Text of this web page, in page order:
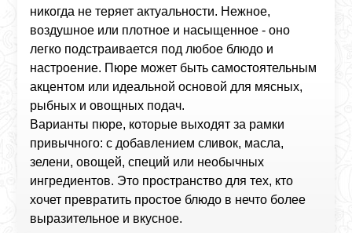
никогда не теряет актуальности. Нежное,
воздушное или плотное и насыщенное - оно
легко подстраивается под любое блюдо и
настроение. Пюре может быть самостоятельным
акцентом или идеальной основой для мясных,
рыбных и овощных подач.
Варианты пюре, которые выходят за рамки
привычного: с добавлением сливок, масла,
зелени, овощей, специй или необычных
ингредиентов. Это пространство для тех, кто
хочет превратить простое блюдо в нечто более
выразительное и вкусное.